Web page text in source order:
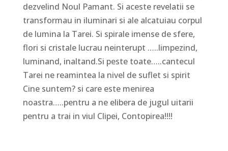
dezvelind Noul Pamant. Si aceste revelatii se
transformau in iluminari si ale alcatuiau corpul
de lumina la Tarei. Si spirale imense de sfere,
flori si cristale lucrau neinterupt …..limpezind,
luminand, inaltand.Si peste toate…..cantecul
Tarei ne reamintea la nivel de suflet si spirit
Cine suntem? si care este menirea
noastra…..pentru a ne elibera de jugul uitarii
pentru a trai in viul Clipei, Contopirea!!!!